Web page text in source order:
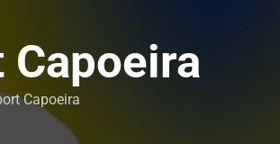
Capoeira